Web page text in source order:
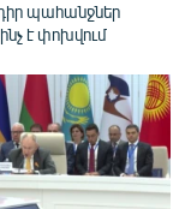
պահանջներ
է փոխվում